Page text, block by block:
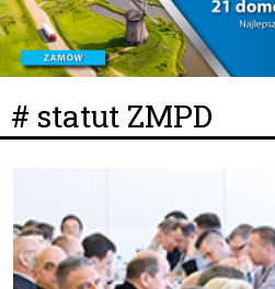
# statut ZMPD